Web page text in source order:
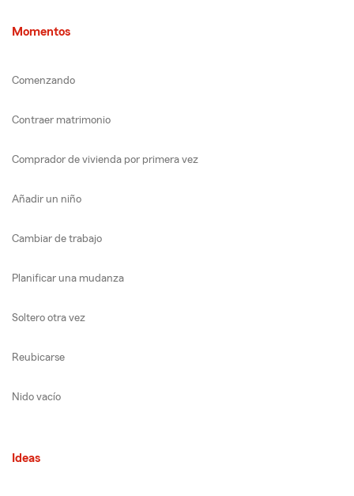
Momentos
Comenzando
Contraer matrimonio
Comprador de vivienda por primera vez
Añadir un niño
Cambiar de trabajo
Planificar una mudanza
Soltero otra vez
Reubicarse
Nido vacío
Ideas